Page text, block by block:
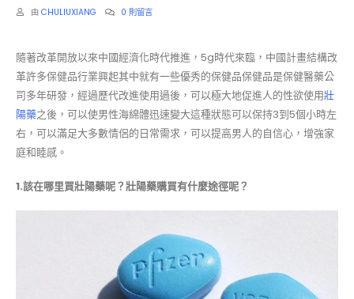
由 CHULIUXIANG 0 則留言
隨著改革開放以來中國經濟化時代推進，5g時代來臨，中國計畫結構改
革許多保健品行業興起其中就有一些優秀的保健品保健品是保健醫藥公
司多年研發，經過歷代改進使用過後，可以極大地促進人的性欲使用壯
陽藥之後，可以使男性海綿體迅速變大這種狀態可以保持3到5個小時左
右，可以滿足大多數情侶的日常需求，可以提高男人的自信心，增強家
庭和睦感。
1.該在哪里買壯陽藥呢？壯陽藥購買有什麼途徑呢？